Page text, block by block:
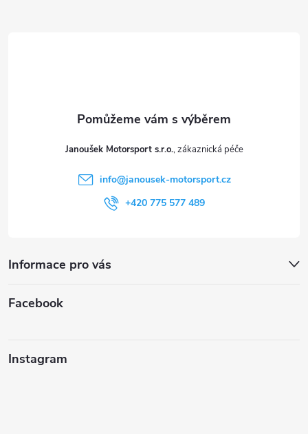
Janoušek Motorsport s.r.o.
info@janousek-motorsport.cz
+420 775 577 489
Informace pro vás
Facebook
Instagram